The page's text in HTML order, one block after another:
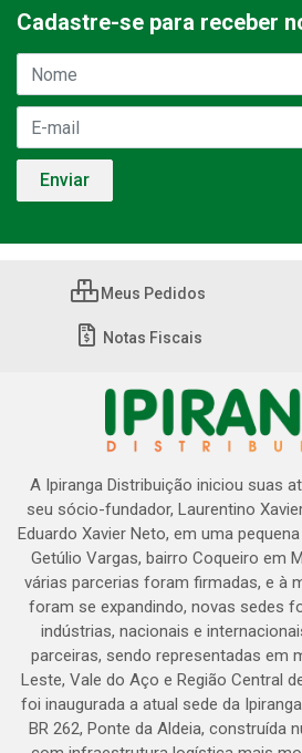
Cadastre-se para receber
Meus Pedidos
Notas Fiscais
A Ipiranga Distribuição iniciou suas
seu sócio-fundador, Laurentino
Eduardo Xavier Neto, em uma
Getúlio Vargas, bairro Coqueiro em
várias parcerias foram firmadas, e à
foram se expandindo, novas sedes
indústrias, nacionais e
parceiras, sendo representadas em
Leste, Vale do Aço e Região Central
foi inaugurada a atual sede da
BR 262, Ponte da Aldeia, construída